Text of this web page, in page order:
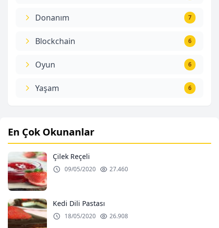
Donanım 7
Blockchain 6
Oyun 6
Yaşam 6
En Çok Okunanlar
Çilek Reçeli
09/05/2020 27.460
Kedi Dili Pastası
18/05/2020 26.908